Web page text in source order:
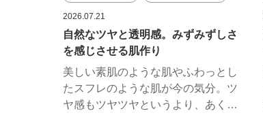
エレガンス
コスメデコルテ
2026.07.21
自然なツヤと透明感。みずみずしさ
を感じさせる肌作り
美しい素肌のような肌やふわっとし
たスフレのような肌が今の気分。ツ
ヤ感もツヤツヤというより、あくま